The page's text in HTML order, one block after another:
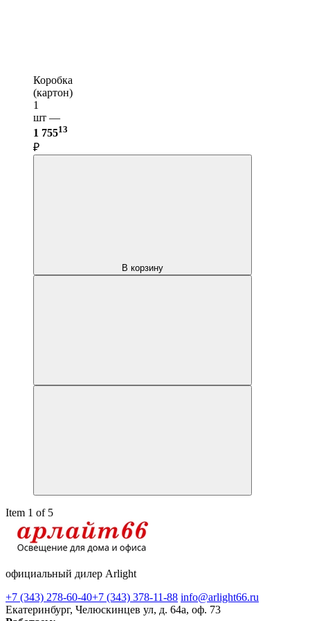
Коробка
(картон)
1
шт —
1 75513
₽
В корзину
Item 1 of 5
официальный дилер Arlight
+7 (343) 278-60-40+7 (343) 378-11-88 info@arlight66.ru
Екатеринбург, Челюскинцев ул, д. 64а, оф. 73